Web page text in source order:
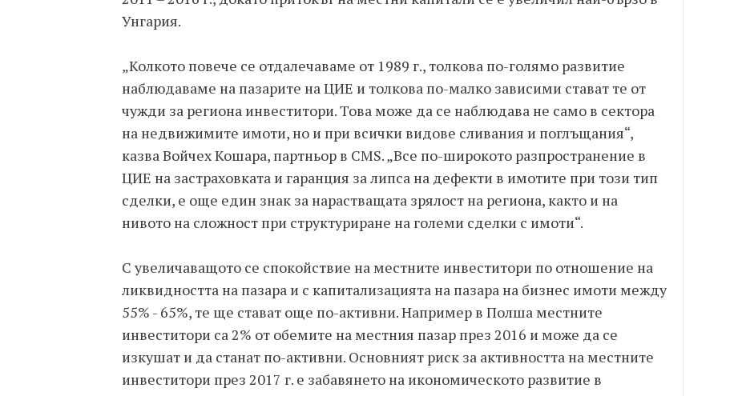
Унгария.
„Колкото повече се отдалечаваме от 1989 г., толкова по-голямо развитие
наблюдаваме на пазарите на ЦИЕ и толкова по-малко зависими стават те от
чужди за региона инвеститори. Това може да се наблюдава не само в сектора
на недвижимите имоти, но и при всички видове сливания и поглъщания“,
казва Войчех Кошара, партньор в CMS. „Все по-широкото разпространение в
ЦИЕ на застраховката и гаранция за липса на дефекти в имотите при този тип
сделки, е още един знак за нарастващата зрялост на региона, както и на
нивото на сложност при структуриране на големи сделки с имоти“.
С увеличаващото се спокойствие на местните инвеститори по отношение на
ликвидността на пазара и с капитализацията на пазара на бизнес имоти между
55% - 65%, те ще стават още по-активни. Например в Полша местните
инвеститори са 2% от обемите на местния пазар през 2016 и може да се
изкушат и да станат по-активни. Основният риск за активността на местните
инвеститори през 2017 г. е забавянето на икономическото развитие в